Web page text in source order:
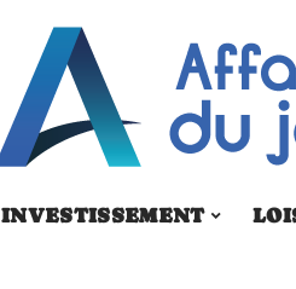
INVESTISSEMENT